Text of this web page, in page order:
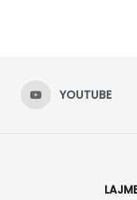
YOUTUBE